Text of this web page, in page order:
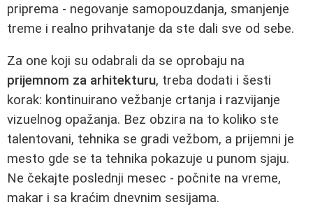
priprema - negovanje samopouzdanja, smanjenje
treme i realno prihvatanje da ste dali sve od sebe.
Za one koji su odabrali da se oprobaju na
prijemnom za arhitekturu, treba dodati i šesti
korak: kontinuirano vežbanje crtanja i razvijanje
vizuelnog opažanja. Bez obzira na to koliko ste
talentovani, tehnika se gradi vežbom, a prijemni je
mesto gde se ta tehnika pokazuje u punom sjaju.
Ne čekajte poslednji mesec - počnite na vreme,
makar i sa kraćim dnevnim sesijama.